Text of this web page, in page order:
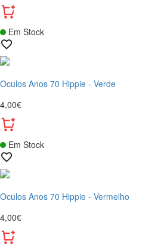
Em Stock
Oculos Anos 70 Hippie - Verde
4,00€
Em Stock
Oculos Anos 70 Hippie - Vermelho
4,00€